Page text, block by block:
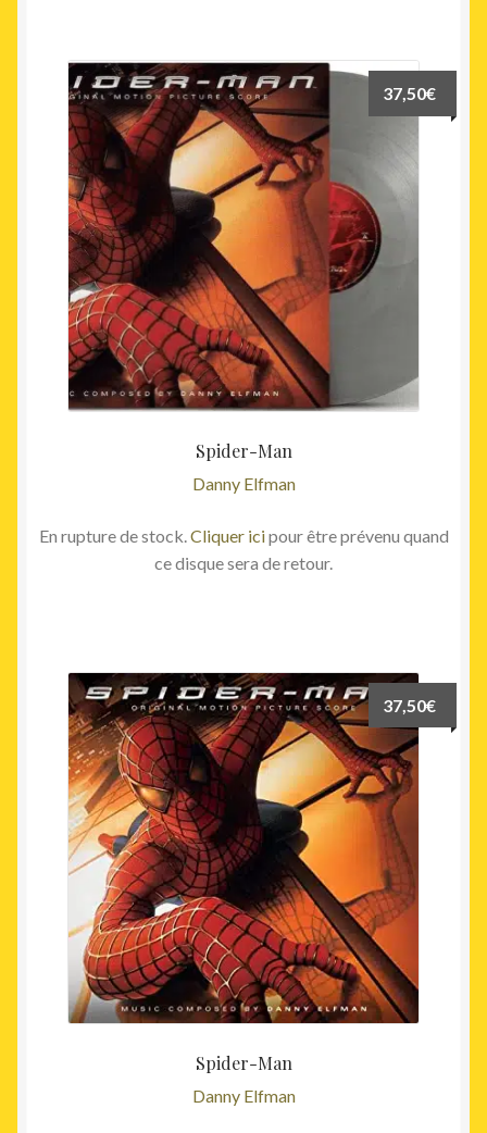
Spider-Man
Danny Elfman
37,50€
En rupture de stock.Cliquer icipour être prévenu quand
ce disque sera de retour.
Spider-Man
Danny Elfman
37,50€